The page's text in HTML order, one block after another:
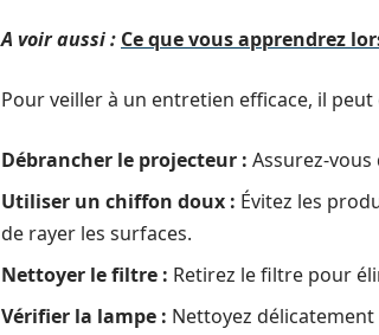
A voir aussi : Ce que vous apprendrez
Pour veiller à un entretien efficace, il
Débrancher le projecteur : Assurez-
Utiliser un chiffon doux : Évitez les
de rayer les surfaces.
Nettoyer le filtre : Retirez le filtre pour
Vérifier la lampe : Nettoyez